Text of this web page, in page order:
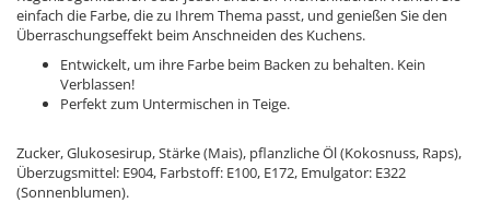
einfach die Farbe, die zu Ihrem Thema passt, und genießen Sie den
Überraschungseffekt beim Anschneiden des Kuchens.
Entwickelt, um ihre Farbe beim Backen zu behalten. Kein
Verblassen!
Perfekt zum Untermischen in Teige.
Zucker, Glukosesirup, Stärke (Mais), pflanzliche Öl (Kokosnuss, Raps),
Überzugsmittel: E904, Farbstoff: E100, E172, Emulgator: E322
(Sonnenblumen).